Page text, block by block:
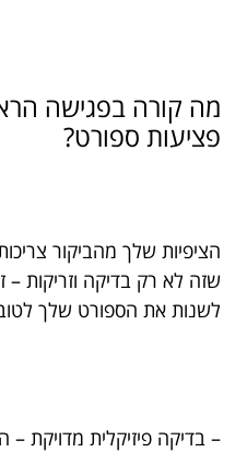
מה קורה בפגישה
פציעות ספורט?
הציפיות שלך מהביקור
שזה לא רק בדיקה וזריקות
לשנות את הספורט שלך
– בדיקה פיזיקלית מדויקת –